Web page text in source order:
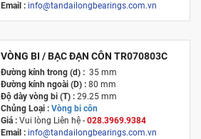
Email : info@tandailongbearings.com.vn
VÒNG BI / BẠC ĐẠN CÔN TR070803C
Đường kính trong (d) :35 mm
Đường kính ngoài (D) :80 mm
Độ dày vòng bi (T) :29.25 mm
Chủng Loại : Vòng bi côn
Giá :Vui lòng Liên hệ - 028.3969.9384
Email : info@tandailongbearings.com.vn